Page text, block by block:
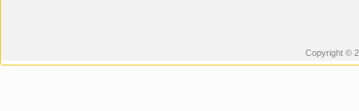
Copyright ©